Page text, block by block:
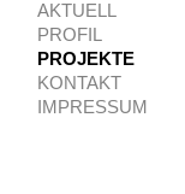
AKTUELL
PROFIL
PROJEKTE
KONTAKT
IMPRESSUM